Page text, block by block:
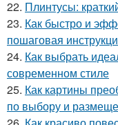
22. Плинтусы:
23. Как быстро и
пошаговая
24. Как выбрать
современном стиле
25. Как картины
по выбору и